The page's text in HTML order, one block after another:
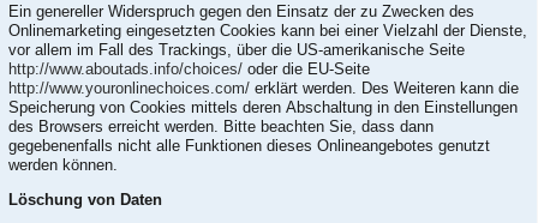
Ein genereller Widerspruch gegen den Einsatz der zu Zwecken des
Onlinemarketing eingesetzten Cookies kann bei einer Vielzahl der Dienste,
vor allem im Fall des Trackings, über die US-amerikanische Seite
http://www.aboutads.info/choices/ oder die EU-Seite
http://www.youronlinechoices.com/ erklärt werden. Des Weiteren kann die
Speicherung von Cookies mittels deren Abschaltung in den Einstellungen
des Browsers erreicht werden. Bitte beachten Sie, dass dann
gegebenenfalls nicht alle Funktionen dieses Onlineangebotes genutzt
werden können.
Löschung von Daten